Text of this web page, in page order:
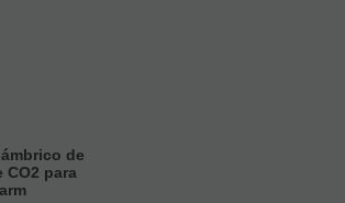
de
para